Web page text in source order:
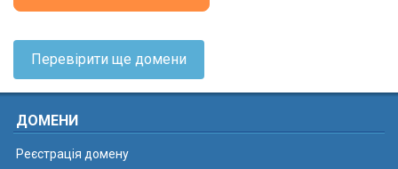
Перевірити ще домени
ДОМЕНИ
Реєстрація домену